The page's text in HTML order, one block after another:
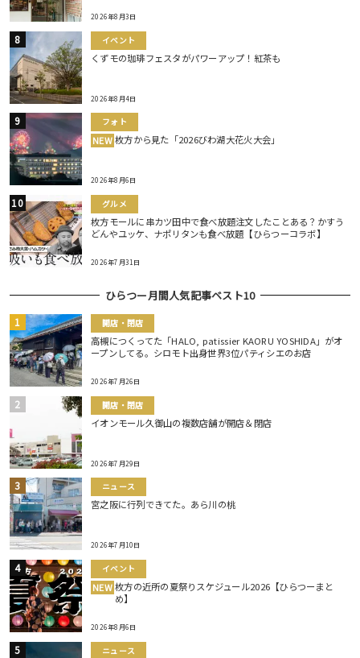
2026年8月3日
イベント
くずモの珈琲フェスタがパワーアップ！紅茶も
2026年8月4日
フォト
NEW 枚方から見た「2026びわ湖大花火大会」
2026年8月6日
グルメ
枚方モールに串カツ田中で食べ放題注文したことある？かすう
どんやユッケ、ナポリタンも食べ放題【ひらつーコラボ】
2026年7月31日
ひらつー月間人気記事ベスト10
開店・閉店
高槻につくってた「HALO, patissier KAORU YOSHIDA」がオ
ープンしてる。シロモト出身世界3位パティシエのお店
2026年7月26日
開店・閉店
イオンモール久御山の複数店舗が開店＆閉店
2026年7月29日
ニュース
宮之阪に行列できてた。あら川の桃
2026年7月10日
イベント
NEW 枚方の近所の夏祭りスケジュール2026【ひらつーまと
め】
2026年8月6日
ニュース